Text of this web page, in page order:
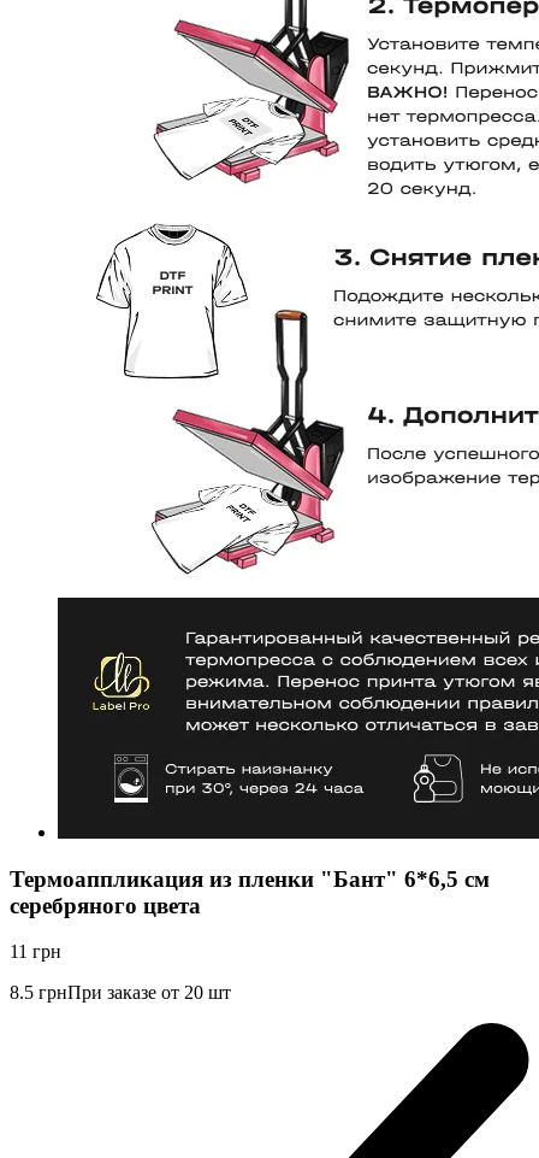
Термоаппликация из пленки "Бант" 6*6,5 см
серебряного цвета
11 грн
8.5 грнПри заказе от 20 шт